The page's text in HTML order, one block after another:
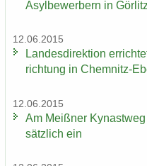
Asyl­be­wer­bern in Gör­litz
12.06.2015
Lan­des­di­rek­ti­on
rich­tung in Chemnitz-​
12.06.2015
Am Meiß­ner
sätz­lich ein